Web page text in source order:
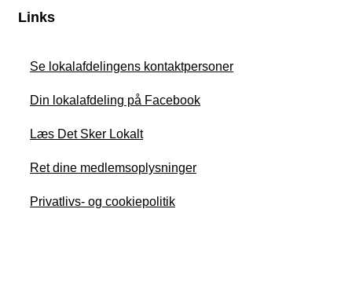
Links
Se lokalafdelingens kontaktpersoner
Din lokalafdeling på Facebook
Læs Det Sker Lokalt
Ret dine medlemsoplysninger
Privatlivs- og cookiepolitik